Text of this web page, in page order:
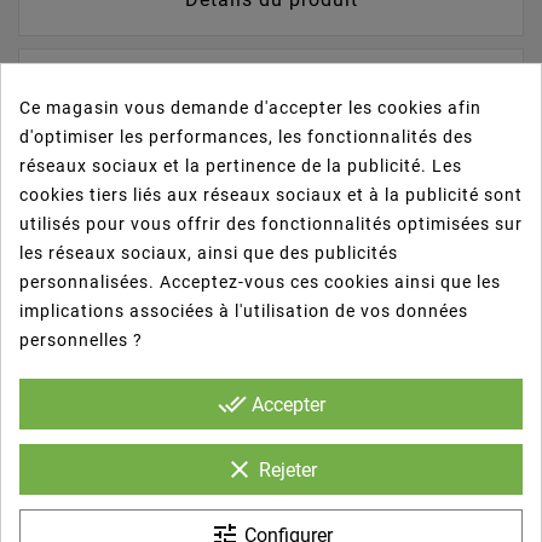
- Bolsas resistente.
- Con base para así poder transportar todo tipo
de comida en diferentes tipos de envases.
- Utilizadas en cafeterías, casas de comida
preparada, pastelerías, confiterías, hoteles,
tiendas de moda y negocios de comida rápida.
Ce magasin vous demande d'accepter les cookies afin
d'optimiser les performances, les fonctionnalités des
réseaux sociaux et la pertinence de la publicité. Les
cookies tiers liés aux réseaux sociaux et à la publicité sont
utilisés pour vous offrir des fonctionnalités optimisées sur
les réseaux sociaux, ainsi que des publicités
personnalisées. Acceptez-vous ces cookies ainsi que les
implications associées à l'utilisation de vos données
personnelles ?
done_all Accepter
clear Rejeter
tune Configurer